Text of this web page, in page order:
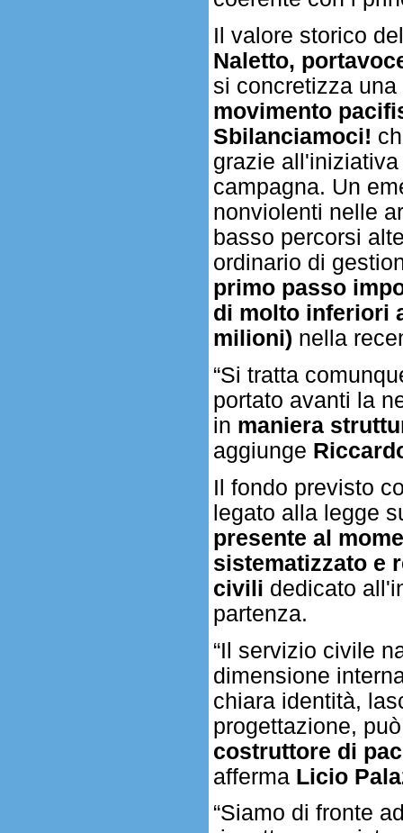
Il valore storico
Naletto,
si concretizza
movimento
Sbilanciamoci!
grazie
campagna. Un
nonviolenti nelle
basso percorsi
ordinario di
primo passo
di molto inferiori
milioni) nella
“Si tratta
portato avanti la
in maniera
aggiunge
Il fondo previsto
legato alla legge
presente al
sistematizzato e
civili dedicato
partenza.
“Il servizio civile
dimensione
chiara identità,
progettazione,
costruttore di
afferma Licio
“Siamo di fronte